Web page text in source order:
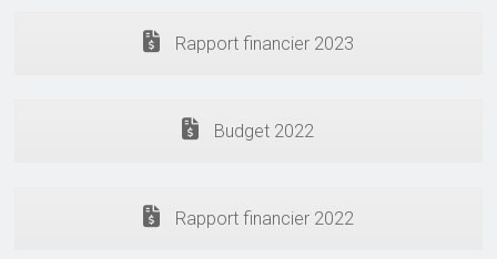
Rapport financier 2023
Budget 2022
Rapport financier 2022